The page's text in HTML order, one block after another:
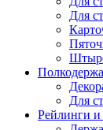
Для
Для
Рейлинги и